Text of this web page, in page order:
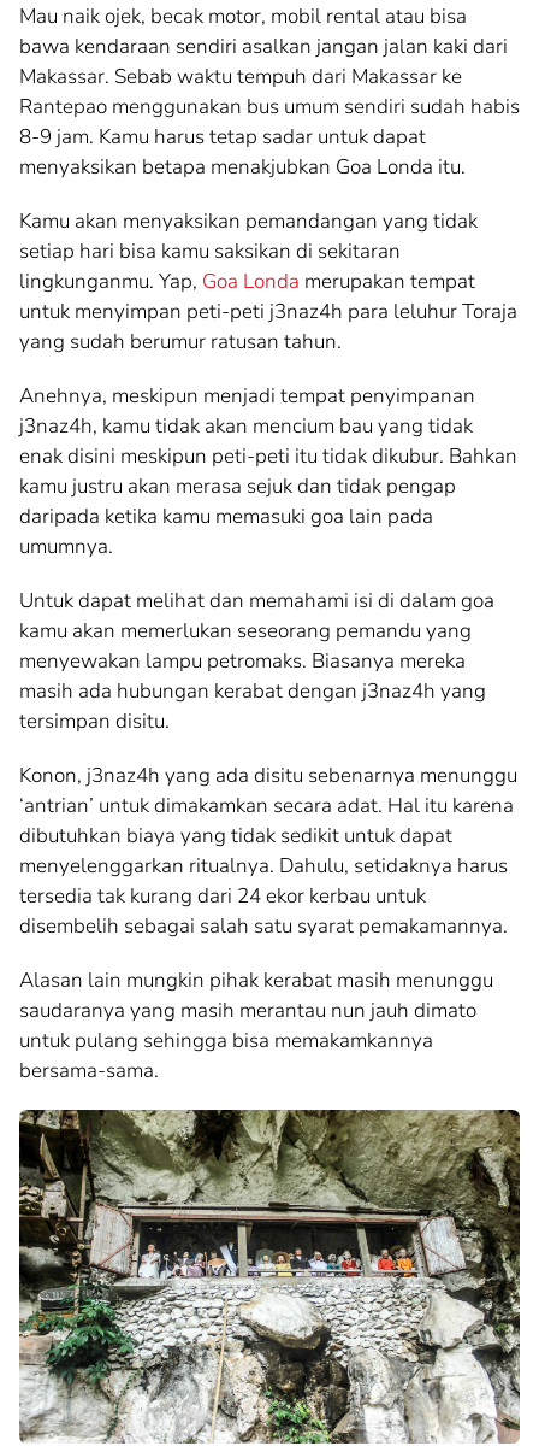
Mau naik ojek, becak motor, mobil rental atau bisa
bawa kendaraan sendiri asalkan jangan jalan kaki dari
Makassar. Sebab waktu tempuh dari Makassar ke
Rantepao menggunakan bus umum sendiri sudah habis
8-9 jam. Kamu harus tetap sadar untuk dapat
menyaksikan betapa menakjubkan Goa Londa itu.
Kamu akan menyaksikan pemandangan yang tidak
setiap hari bisa kamu saksikan di sekitaran
lingkunganmu. Yap, Goa Londa merupakan tempat
untuk menyimpan peti-peti j3naz4h para leluhur Toraja
yang sudah berumur ratusan tahun.
Anehnya, meskipun menjadi tempat penyimpanan
j3naz4h, kamu tidak akan mencium bau yang tidak
enak disini meskipun peti-peti itu tidak dikubur. Bahkan
kamu justru akan merasa sejuk dan tidak pengap
daripada ketika kamu memasuki goa lain pada
umumnya.
Untuk dapat melihat dan memahami isi di dalam goa
kamu akan memerlukan seseorang pemandu yang
menyewakan lampu petromaks. Biasanya mereka
masih ada hubungan kerabat dengan j3naz4h yang
tersimpan disitu.
Konon, j3naz4h yang ada disitu sebenarnya menunggu
‘antrian’ untuk dimakamkan secara adat. Hal itu karena
dibutuhkan biaya yang tidak sedikit untuk dapat
menyelenggarkan ritualnya. Dahulu, setidaknya harus
tersedia tak kurang dari 24 ekor kerbau untuk
disembelih sebagai salah satu syarat pemakamannya.
Alasan lain mungkin pihak kerabat masih menunggu
saudaranya yang masih merantau nun jauh dimato
untuk pulang sehingga bisa memakamkannya
bersama-sama.